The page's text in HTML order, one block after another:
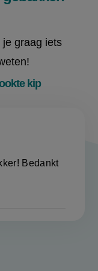
graag iets
kip
Bedankt